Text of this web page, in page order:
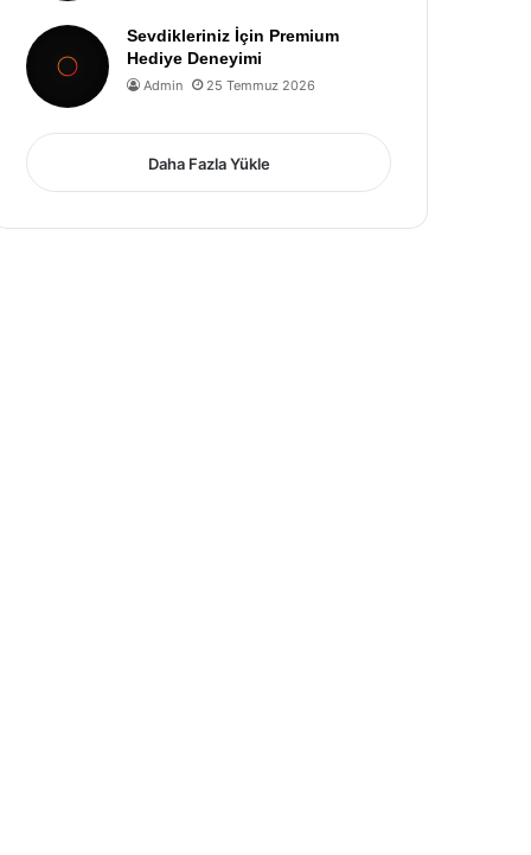
Sevdikleriniz İçin Premium
Hediye Deneyimi
Admin 25 Temmuz 2026
Daha Fazla Yükle